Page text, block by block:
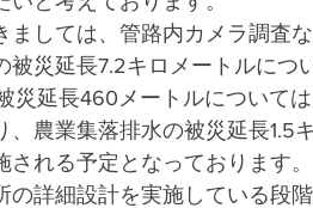
しては、管路内カメラ調査
災延長7.2キロメートルにつ
災延長460メートルについて
農業集落排水の被災延長1.5
れる予定となっております。
詳細設計を実施している段階